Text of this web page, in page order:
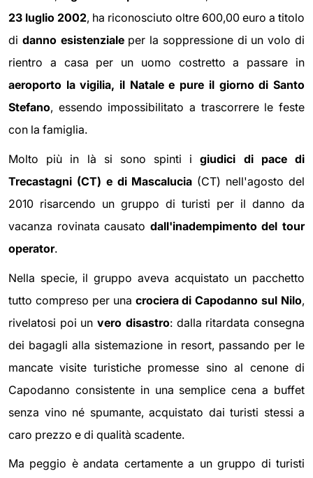
23 luglio 2002, ha riconosciuto oltre 600,00 euro a titolo
di danno esistenzialeper la soppressione di un volo di
rientro a casa per un uomo costretto a passare in
aeroporto la vigilia, il Natale e pure il giorno di Santo
Stefano, essendo impossibilitato a trascorrere le feste
con la famiglia.
Molto più in là si sono spinti igiudici di pace di
Trecastagni (CT) e di Mascalucia (CT) nell'agosto del
2010 risarcendo un gruppo di turisti per il danno da
vacanza rovinata causato dall'inadempimento del tour
operator.
Nella specie, il gruppo aveva acquistato un pacchetto
tutto compreso per una crociera di Capodanno sul Nilo,
rivelatosi poi unvero disastro: dalla ritardata consegna
dei bagagli alla sistemazione in resort, passando per le
mancate visite turistiche promesse sino al cenone di
Capodanno consistente in una semplice cena a buffet
senza vino né spumante, acquistato dai turisti stessi a
caro prezzo e di qualità scadente.
Ma peggio è andata certamente a un gruppo di turisti